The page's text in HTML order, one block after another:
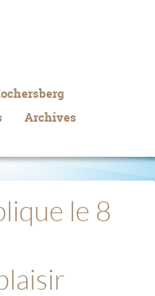
Archives
le 8